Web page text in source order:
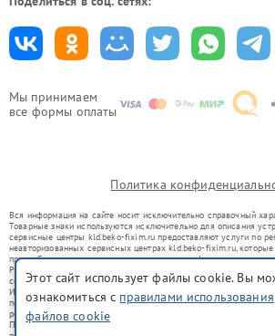
Мы принимаем
все формы оплаты
Политика
Вся информация на сайте носит исключительно справочный
Товарные знаки используются исключительно для описания
сервисные центры kld.beko-fixim.ru предоставляют услуги по
неавторизованных сервисных центрах kld.beko-fixim.ru,
правообладателями товарных знаков или их официальными
Ремонт осуществляется для устройств, уже введенных в
со статьей 1487 ГК РФ.
Использование товарных знаков не преследует цели
потребителей в заблуждение, а служит для информирования о
ремонту техники указанных брендов.
Представленная на сайте информация не является публичной
Этот сайт использует файлы cookie. Вы
ознакомиться с правилами использования
файлов cookie